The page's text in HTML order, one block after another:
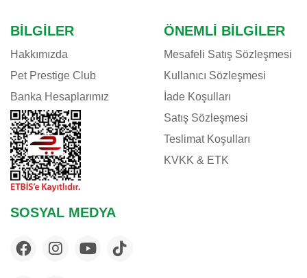
BILGILER
Hakkımızda
Pet Prestige Club
Banka Hesaplarımız
ÖNEMLI BILGILER
Mesafeli Satış Sözleşmesi
Kullanıcı Sözleşmesi
İade Koşulları
Satış Sözleşmesi
Teslimat Koşulları
KVKK & ETK
SOSYAL MEDYA